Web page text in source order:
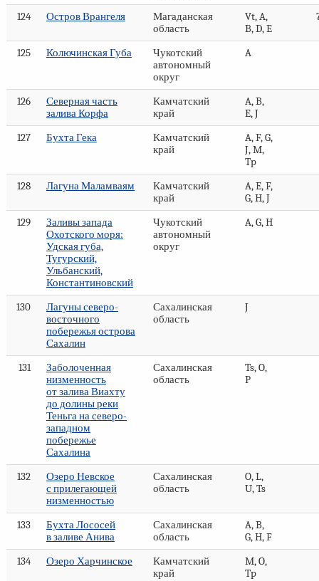
124 Остров Врангеля
Магаданская
область
Vt, A,
B, D, E
125 Колючинская Губа
Чукотский
автономный
округ
A
126
Северная часть
залива Корфа
Камчатский
край
A, B,
E, J
127
Бухта Гека
Камчатский
край
A, F, G,
J, M,
Tp
128
Лагуна Маламваям
Камчатский
край
A, E, F,
G, H, J
129
Заливы запада
Охотского моря:
Удская губа,
Тугурский,
Ульбанский,
Константиновский
Чукотский
автономный
округ
A, G, H
130
Лагуны северо-
восточного
побережья острова
Сахалин
Сахалинская
область
J
131
Заболоченная
низменность
от залива Виахту
до долины реки
Теньга на северо-
западном
побережье
Сахалина
Сахалинская
область
Ts, O,
P
132
Озеро Невское
с прилегающей
низменностью
Сахалинская
область
O, L,
U, Ts
133
Бухта Лососей
в заливе Анива
Сахалинская
область
A, B,
G, H, F
134
Озеро Харчинское
Камчатский
край
M, O,
Tp